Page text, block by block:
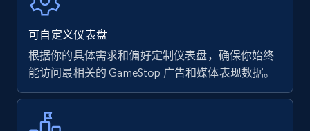
rating object, Product rating max, Rating,
Author name, Asin, and more.
7.4K+ 870+ 立即开始
可自定义仪表盘
根据你的具体需求和偏好定制仪表盘，确保你始终
能访问最相关的 GameStop 广告和媒体表现数据。